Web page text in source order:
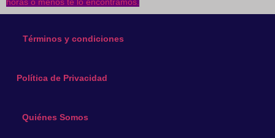
se
elegir
página
Términos y condiciones
Política de Privacidad
Quiénes Somos